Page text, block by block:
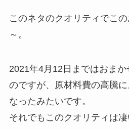
このネタのクオリティでこ
～。
2021年4月12日まではおま
のですが、原材料費の高騰
なったみたいです。
それでもこのクオリティは凄